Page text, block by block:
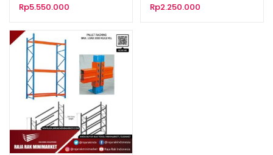
Rp5.550.000
Rp2.250.000